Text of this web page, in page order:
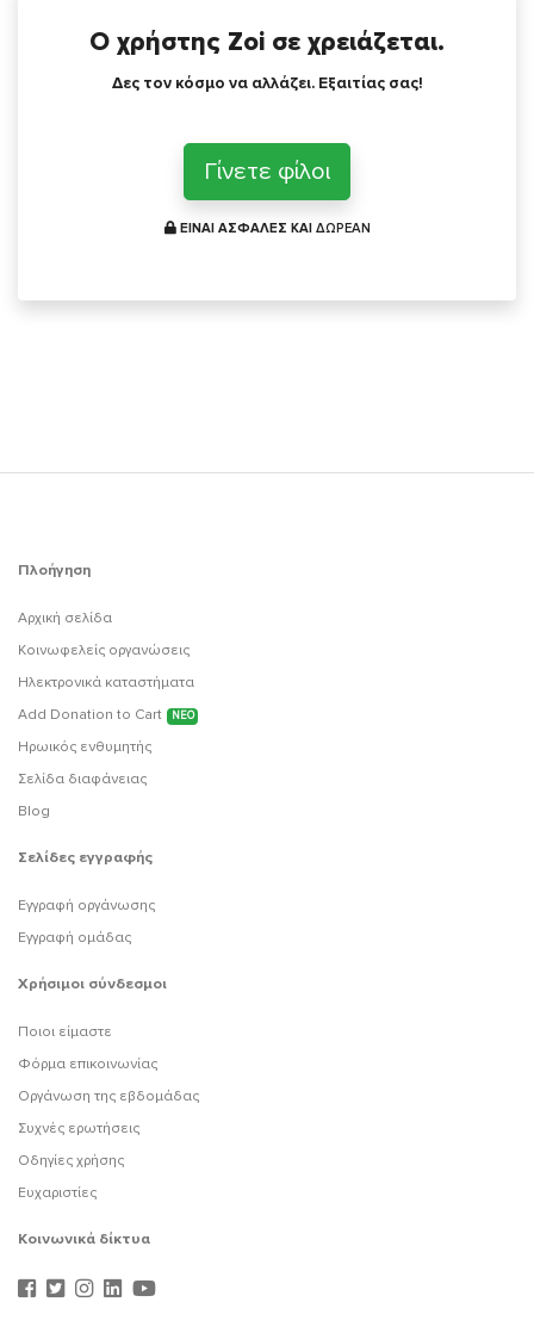
Ο χρήστης Zoi σε χρειάζεται.
Δες τον κόσμο να αλλάζει. Εξαιτίας σας!
Γίνετε φίλοι
ΕΙΝΑΙ ΑΣΦΑΛΕΣ ΚΑΙ ΔΩΡΕΑΝ
Πλοήγηση
Αρχική σελίδα
Κοινωφελείς οργανώσεις
Ηλεκτρονικά καταστήματα
Add Donation to Cart
ΝΕΟ
Ηρωικός ενθυμητής
Σελίδα διαφάνειας
Blog
Σελίδες εγγραφής
Εγγραφή οργάνωσης
Εγγραφή ομάδας
Χρήσιμοι σύνδεσμοι
Ποιοι είμαστε
Φόρμα επικοινωνίας
Οργάνωση της εβδομάδας
Συχνές ερωτήσεις
Οδηγίες χρήσης
Ευχαριστίες
Κοινωνικά δίκτυα